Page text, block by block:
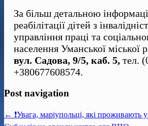
За більш детальною
реабілітації дітей з
управління праці та
населення Уманської міської
вул. Садова, 9/5, каб. 5, тел.
+380677608574.
Post navigation
← ❗️Увага, маріупольці, які проживають